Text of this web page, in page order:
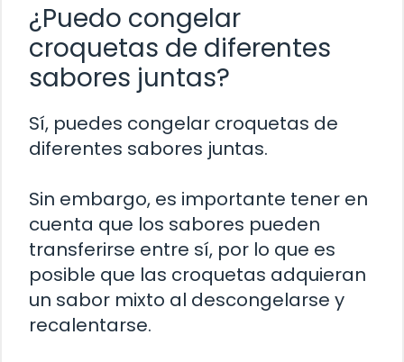
¿Puedo congelar
croquetas de diferentes
sabores juntas?
Sí, puedes congelar croquetas de
diferentes sabores juntas.
Sin embargo, es importante tener en
cuenta que los sabores pueden
transferirse entre sí, por lo que es
posible que las croquetas adquieran
un sabor mixto al descongelarse y
recalentarse.